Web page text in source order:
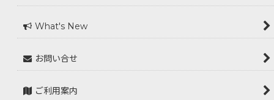
What's New
お問い合せ
ご利用案内